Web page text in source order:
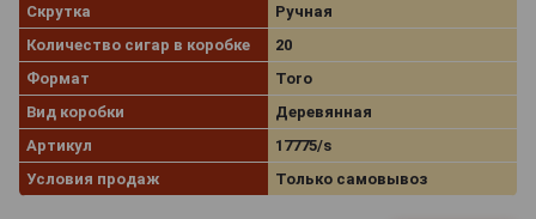
Скрутка
Ручная
Количество сигар в коробке
20
Формат
Toro
Вид коробки
Деревянная
Артикул
17775/s
Условия продаж
Только самовывоз